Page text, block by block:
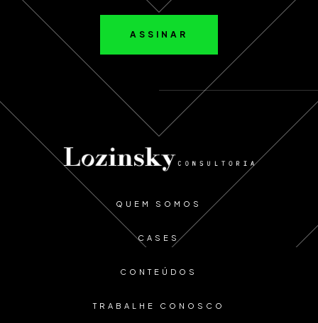
ASSINAR
QUEM SOMOS
CASES
CONTEÚDOS
TRABALHE CONOSCO